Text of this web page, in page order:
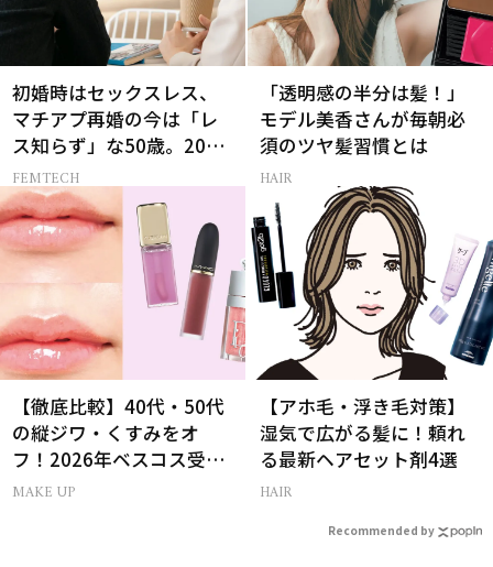
初婚時はセックスレス、
マチアプ再婚の今は「レ
ス知らず」な50歳。20代
と変えた“結婚の条件”と
は？
FEMTECH
「透明感の半分は髪！」
モデル美香さんが毎朝必
須のツヤ髪習慣とは
HAIR
【徹底比較】40代・50代
の縦ジワ・くすみをオ
フ！2026年ベスコス受賞
リキッドルージュ3選
MAKE UP
【アホ毛・浮き毛対策】
湿気で広がる髪に！頼れ
る最新ヘアセット剤4選
HAIR
Recommended by